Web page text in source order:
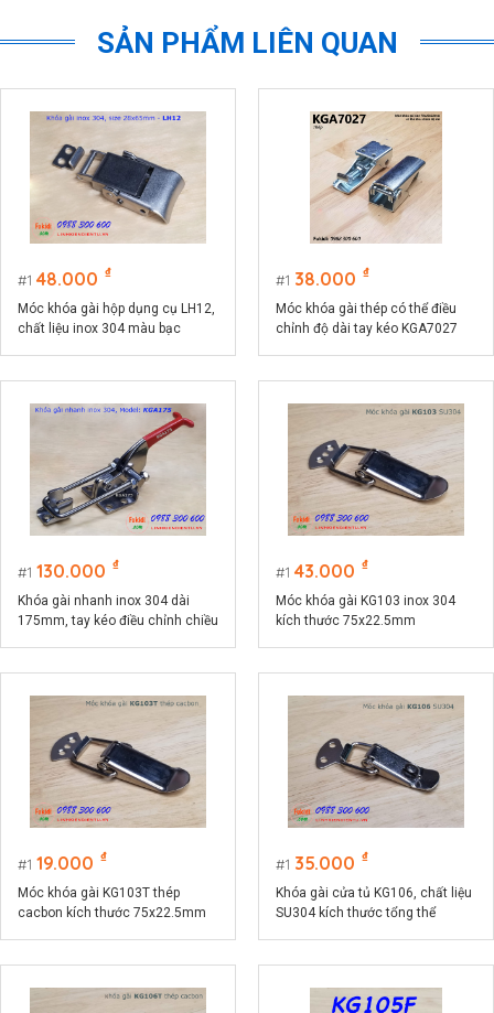
SẢN PHẨM LIÊN QUAN
1 48.000 ₫
Móc khóa gài hộp dụng cụ LH12,
chất liệu inox 304 màu bạc
1 38.000 ₫
Móc khóa gài thép có thể điều
chỉnh độ dài tay kéo KGA7027
1 130.000 ₫
Khóa gài nhanh inox 304 dài
175mm, tay kéo điều chỉnh chiều
1 43.000 ₫
Móc khóa gài KG103 inox 304
kích thước 75x22.5mm
1 19.000 ₫
Móc khóa gài KG103T thép
cacbon kích thước 75x22.5mm
1 35.000 ₫
Khóa gài cửa tủ KG106, chất liệu
SU304 kích thước tổng thể